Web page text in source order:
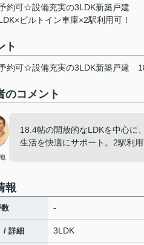
約可☆設備充実の3LDK新築戸建
ビルトイン車庫×2駅利用可！
ト
約可☆設備充実の3LDK新築戸建
のコメント
18.4帖の開放的なLDKを中心に
生活を快適にサポート。2駅利
報
-
/ 詳細 3LDK